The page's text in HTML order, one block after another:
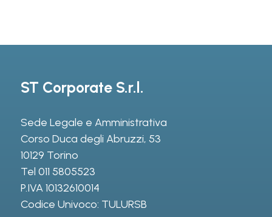
ST Corporate S.r.l.
Sede Legale e Amministrativa
Corso Duca degli Abruzzi, 53
10129 Torino
Tel 011 5805523
P.IVA 10132610014
Codice Univoco: TULURSB